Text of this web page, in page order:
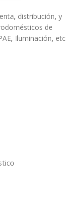
distribución, y
de
Iluminación, etc